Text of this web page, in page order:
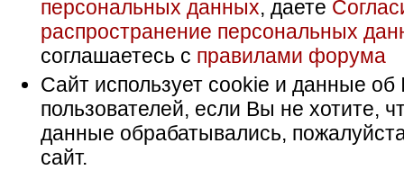
персональных данных, даете
распространение персональных
соглашаетесь с правилами форума
Сайт использует cookie и данные об
пользователей, если Вы не хотите,
данные обрабатывались,
сайт.